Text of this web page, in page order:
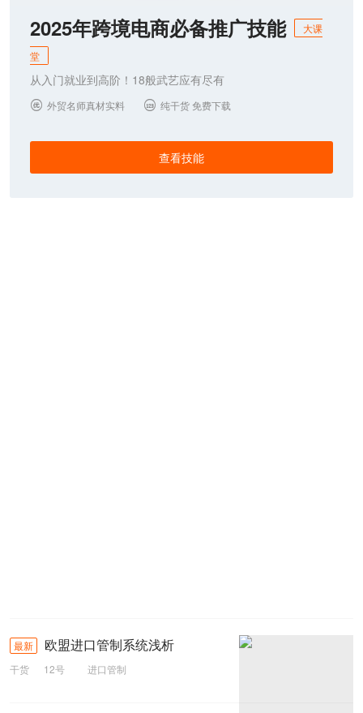
2025年跨境电商必备推广技能
大课
堂
从入门就业到高阶！18般武艺应有尽有
 外贸名师真材实料  纯干货 免费下载
查看技能
最新 欧盟进口管制系统浅析
干货 12号 进口管制